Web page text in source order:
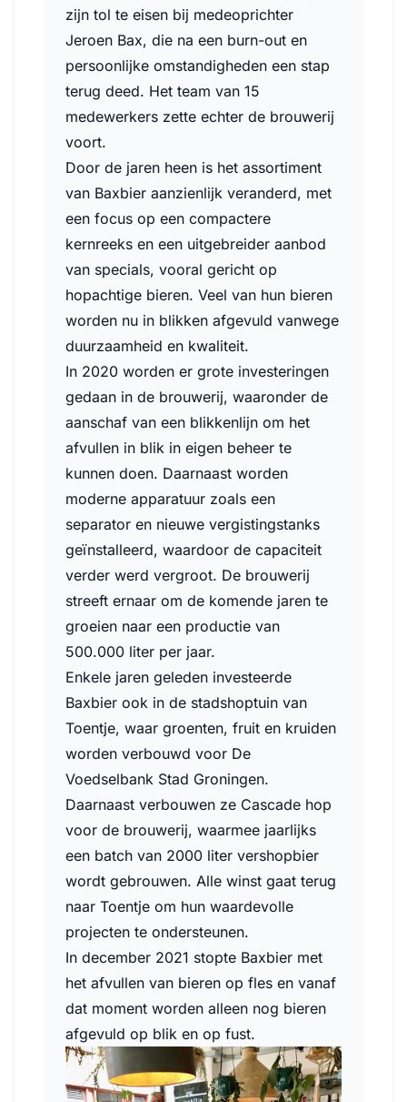
zijn tol te eisen bij medeoprichter
Jeroen Bax, die na een burn-out en
persoonlijke omstandigheden een stap
terug deed. Het team van 15
medewerkers zette echter de brouwerij
voort.
Door de jaren heen is het assortiment
van Baxbier aanzienlijk veranderd, met
een focus op een compactere
kernreeks en een uitgebreider aanbod
van specials, vooral gericht op
hopachtige bieren. Veel van hun bieren
worden nu in blikken afgevuld vanwege
duurzaamheid en kwaliteit.
In 2020 worden er grote investeringen
gedaan in de brouwerij, waaronder de
aanschaf van een blikkenlijn om het
afvullen in blik in eigen beheer te
kunnen doen. Daarnaast worden
moderne apparatuur zoals een
separator en nieuwe vergistingstanks
geïnstalleerd, waardoor de capaciteit
verder werd vergroot. De brouwerij
streeft ernaar om de komende jaren te
groeien naar een productie van
500.000 liter per jaar.
Enkele jaren geleden investeerde
Baxbier ook in de stadshoptuin van
Toentje, waar groenten, fruit en kruiden
worden verbouwd voor De
Voedselbank Stad Groningen.
Daarnaast verbouwen ze Cascade hop
voor de brouwerij, waarmee jaarlijks
een batch van 2000 liter vershopbier
wordt gebrouwen. Alle winst gaat terug
naar Toentje om hun waardevolle
projecten te ondersteunen.
In december 2021 stopte Baxbier met
het afvullen van bieren op fles en vanaf
dat moment worden alleen nog bieren
afgevuld op blik en op fust.